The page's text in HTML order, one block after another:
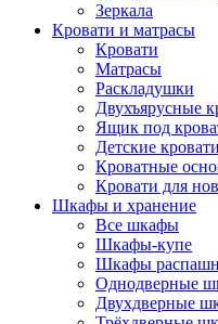
Зеркала
Кровати и матрасы
Кровати
Матрасы
Раскладушки
Двухъярусные
Ящик под
Детские кровати
Кроватные
Кровати для
Шкафы и хранение
Все шкафы
Шкафы-купе
Шкафы
Однодверные
Двухдверные